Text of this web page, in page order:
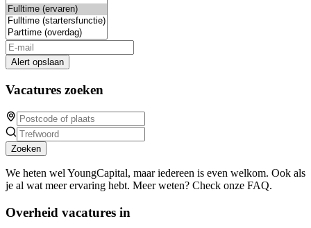
Alert opslaan
Vacatures zoeken
Zoeken
We heten wel YoungCapital, maar iedereen is even welkom. Ook als
je al wat meer ervaring hebt. Meer weten? Check onze FAQ.
Overheid vacatures in